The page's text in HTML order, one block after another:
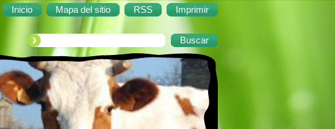
Inicio Mapa del sitio RSS Imprimir